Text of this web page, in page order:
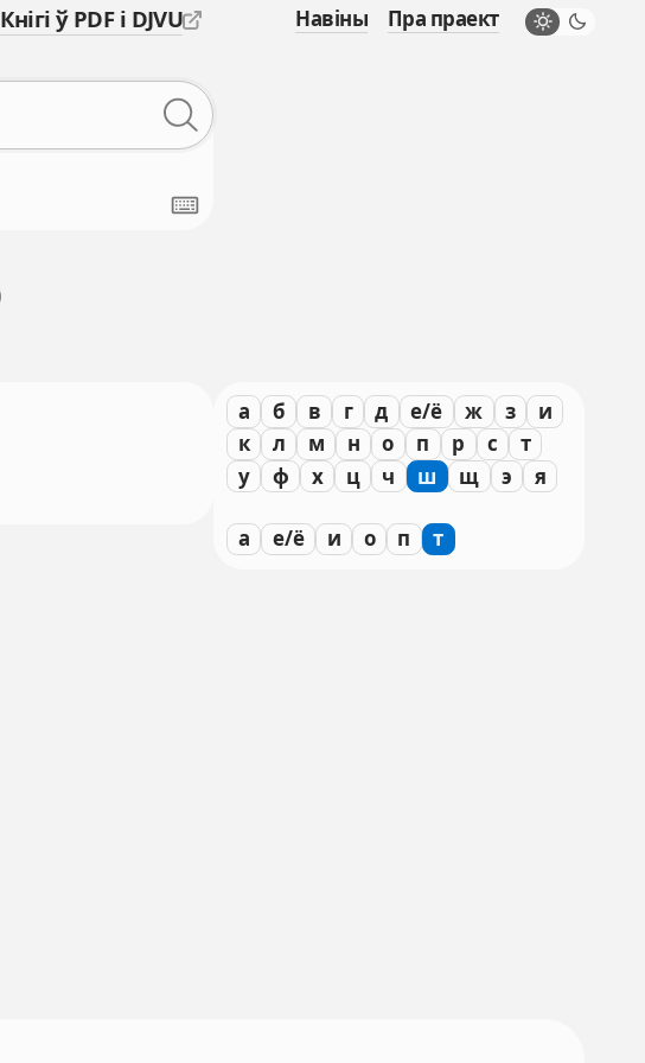
Кнігі ў PDF і DJVU Навіны Пра праект
а б в г д е/ё ж з
и
к
л м н о п р с
т
у
ф х ц ч ш щ э я
а е/ё и о п т